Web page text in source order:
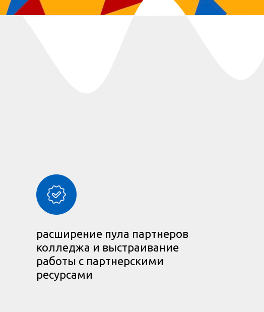
расширение пула партнеров
колледжа и выстраивание
работы с партнерскими
ресурсами